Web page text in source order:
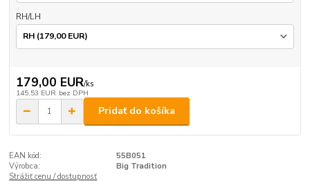
RH/LH
179,00 EUR/ks
145,53 EUR bez DPH
Pridať do košíka
EAN kód:
55B051
Výrobca:
Big Tradition
Strážiť cenu / dostupnosť